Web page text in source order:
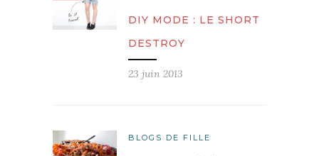
DIY MODE : LE SHORT
DESTROY
23 juin 2013
BLOGS DE FILLE